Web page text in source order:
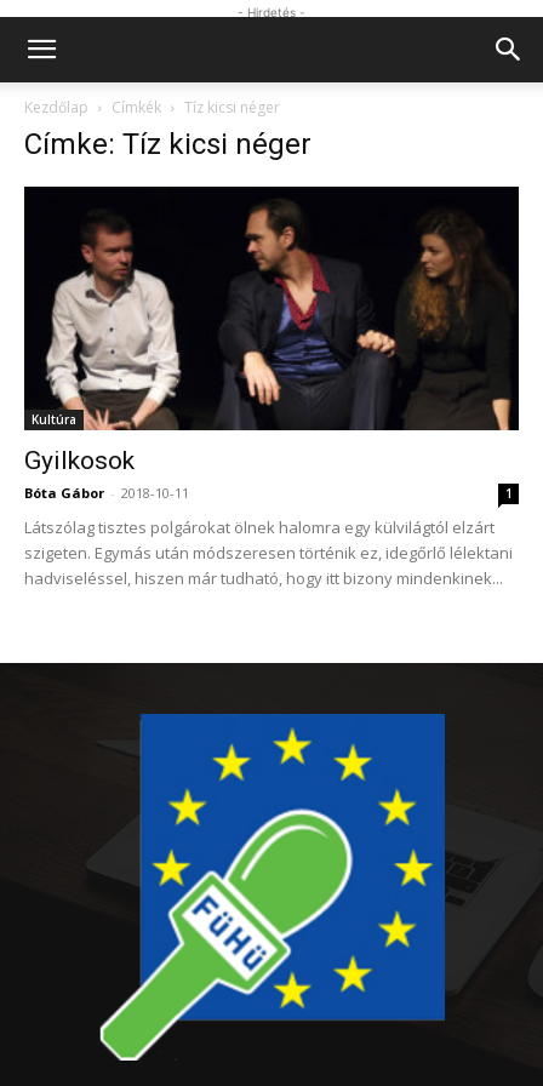
- Hirdetés -
Kezdőlap Címkék Tíz kicsi néger
Címke: Tíz kicsi néger
Kultúra
Gyilkosok
Bóta Gábor - 2018-10-11 1
Látszólag tisztes polgárokat ölnek halomra egy külvilágtól elzárt
szigeten. Egymás után módszeresen történik ez, idegőrlő lélektani
hadviseléssel, hiszen már tudható, hogy itt bizony mindenkinek...